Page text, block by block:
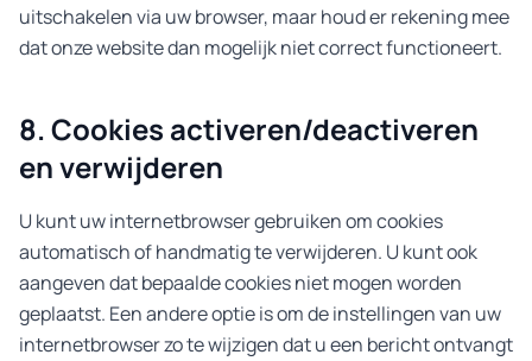
uitschakelen via uw browser, maar houd er rekening mee
dat onze website dan mogelijk niet correct functioneert.
8. Cookies activeren/deactiveren
en verwijderen
U kunt uw internetbrowser gebruiken om cookies
automatisch of handmatig te verwijderen. U kunt ook
aangeven dat bepaalde cookies niet mogen worden
geplaatst. Een andere optie is om de instellingen van uw
internetbrowser zo te wijzigen dat u een bericht ontvangt